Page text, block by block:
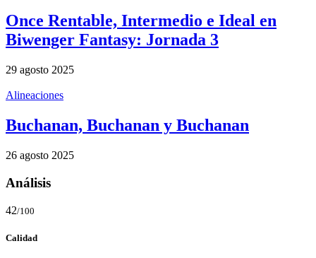
Once Rentable, Intermedio e Ideal en
Biwenger Fantasy: Jornada 3
29 agosto 2025
Alineaciones
Buchanan, Buchanan y Buchanan
26 agosto 2025
Análisis
42/100
Calidad